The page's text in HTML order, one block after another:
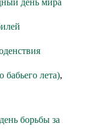
день мира
бабьего лета),
борьбы за